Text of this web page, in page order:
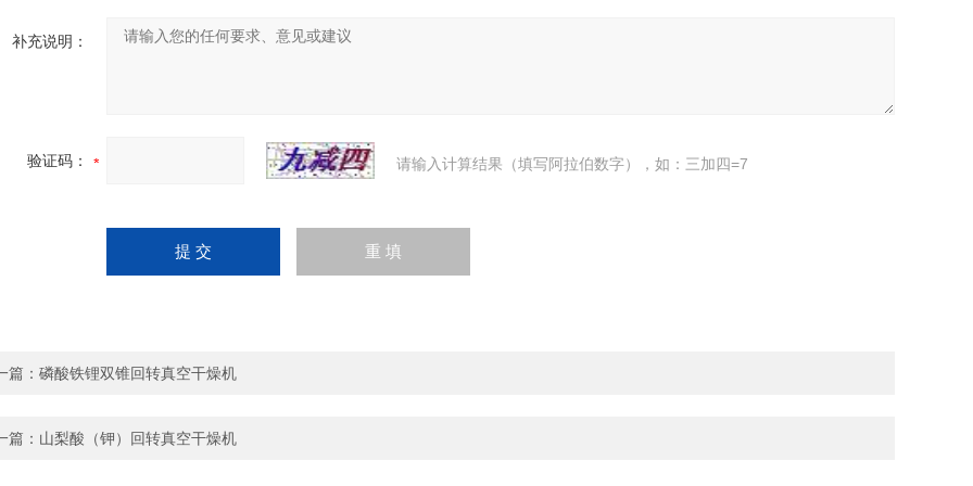
补充说明：
验证码： 请输入计算结果（填写阿拉伯数字），如：三加四=7
篇： 磷酸铁锂双锥回转真空干燥机
篇： 山梨酸（钾）回转真空干燥机